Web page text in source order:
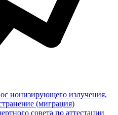
ионизирующего излучения,
(миграция)
совета по аттестации